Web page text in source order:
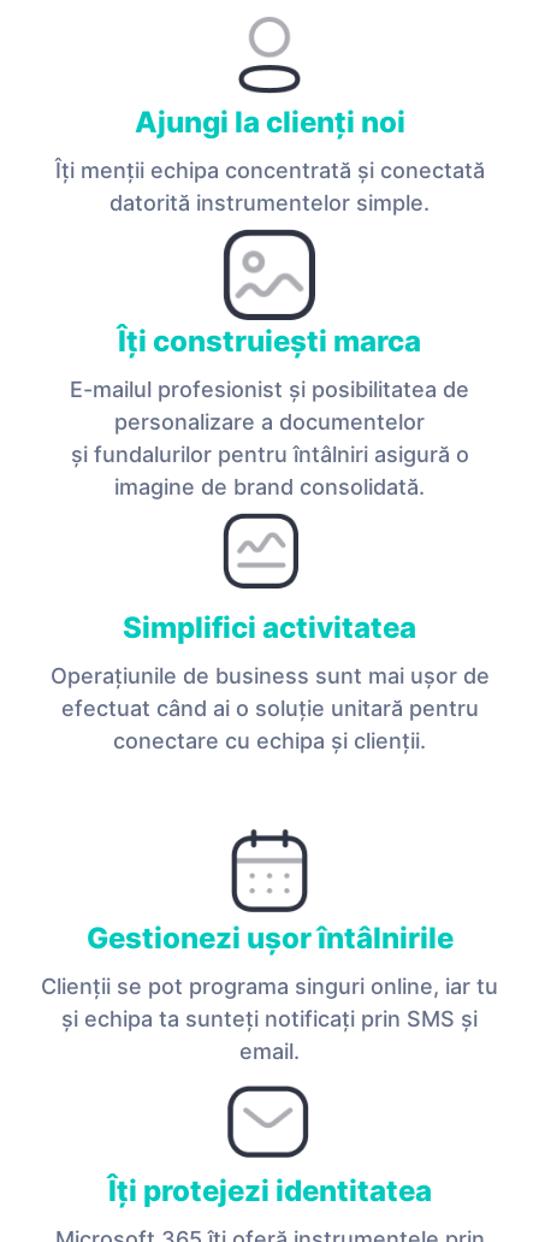
Ajungi la clienți noi
Îți menții echipa concentrată și conectată
datorită instrumentelor simple.
Îți construiești marca
E-mailul profesionist și posibilitatea de
personalizare a documentelor
și fundalurilor pentru întâlniri asigură o
imagine de brand consolidată.
Simplifici activitatea
Operațiunile de business sunt mai ușor de
efectuat când ai o soluție unitară pentru
conectare cu echipa și clienții.
Gestionezi ușor întâlnirile
Clienții se pot programa singuri online, iar tu
și echipa ta sunteți notificați prin SMS și
email.
Îți protejezi identitatea